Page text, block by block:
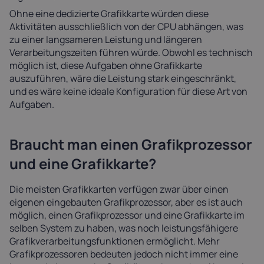
Ohne eine dedizierte Grafikkarte würden diese
Aktivitäten ausschließlich von der CPU abhängen, was
zu einer langsameren Leistung und längeren
Verarbeitungszeiten führen würde. Obwohl es technisch
möglich ist, diese Aufgaben ohne Grafikkarte
auszuführen, wäre die Leistung stark eingeschränkt,
und es wäre keine ideale Konfiguration für diese Art von
Aufgaben.
Braucht man einen Grafikprozessor
und eine Grafikkarte?
Die meisten Grafikkarten verfügen zwar über einen
eigenen eingebauten Grafikprozessor, aber es ist auch
möglich, einen Grafikprozessor und eine Grafikkarte im
selben System zu haben, was noch leistungsfähigere
Grafikverarbeitungsfunktionen ermöglicht. Mehr
Grafikprozessoren bedeuten jedoch nicht immer eine